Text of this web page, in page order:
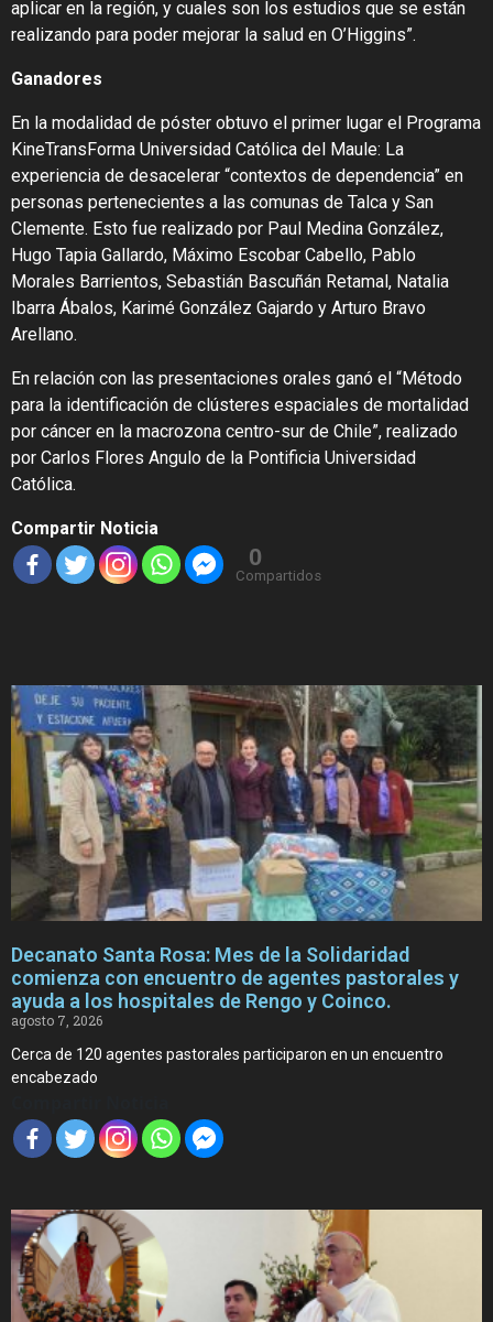
aplicar en la región, y cuales son los estudios que se están
realizando para poder mejorar la salud en O’Higgins”.
Ganadores
En la modalidad de póster obtuvo el primer lugar el Programa
KineTransForma Universidad Católica del Maule: La
experiencia de desacelerar “contextos de dependencia” en
personas pertenecientes a las comunas de Talca y San
Clemente. Esto fue realizado por Paul Medina González,
Hugo Tapia Gallardo, Máximo Escobar Cabello, Pablo
Morales Barrientos, Sebastián Bascuñán Retamal, Natalia
Ibarra Ábalos, Karimé González Gajardo y Arturo Bravo
Arellano.
En relación con las presentaciones orales ganó el “Método
para la identificación de clústeres espaciales de mortalidad
por cáncer en la macrozona centro-sur de Chile”, realizado
por Carlos Flores Angulo de la Pontificia Universidad
Católica.
Compartir Noticia
0
Compartidos
Decanato Santa Rosa: Mes de la Solidaridad
comienza con encuentro de agentes pastorales y
ayuda a los hospitales de Rengo y Coinco.
agosto 7, 2026
Cerca de 120 agentes pastorales participaron en un encuentro
encabezado